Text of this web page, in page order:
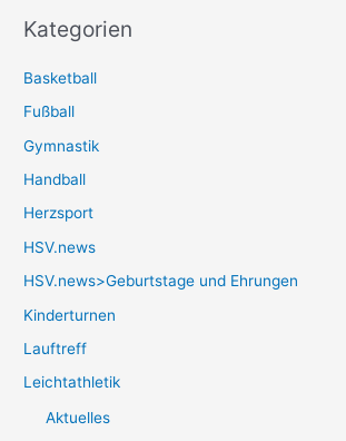
Kategorien
Basketball
Fußball
Gymnastik
Handball
Herzsport
HSV.news
HSV.news>Geburtstage und Ehrungen
Kinderturnen
Lauftreff
Leichtathletik
Aktuelles